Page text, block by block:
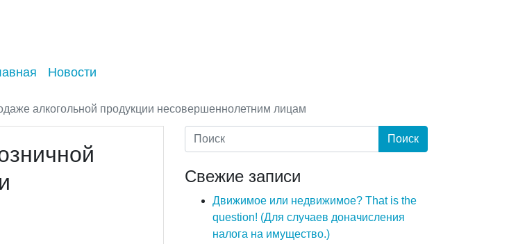
Новости
алкогольной продукции несовершеннолетним лицам
Свежие записи
Движимое или недвижимое? That is the
question! (Для случаев доначисления
налога на имущество.)